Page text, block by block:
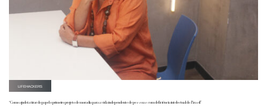
LIFEHACKERS
“Como ajudei a tirar do papel o primeiro projeto de moradia para a vida independente de pessoas com deficiência intelectual do Brasil”